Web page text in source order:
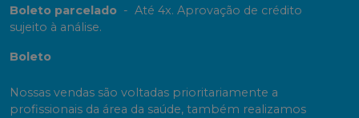
Boleto parcelado - Até 4x. Aprovação de crédito
sujeito à análise.
Boleto
Nossas vendas são voltadas prioritariamente a
profissionais da área da saúde, também realizamos